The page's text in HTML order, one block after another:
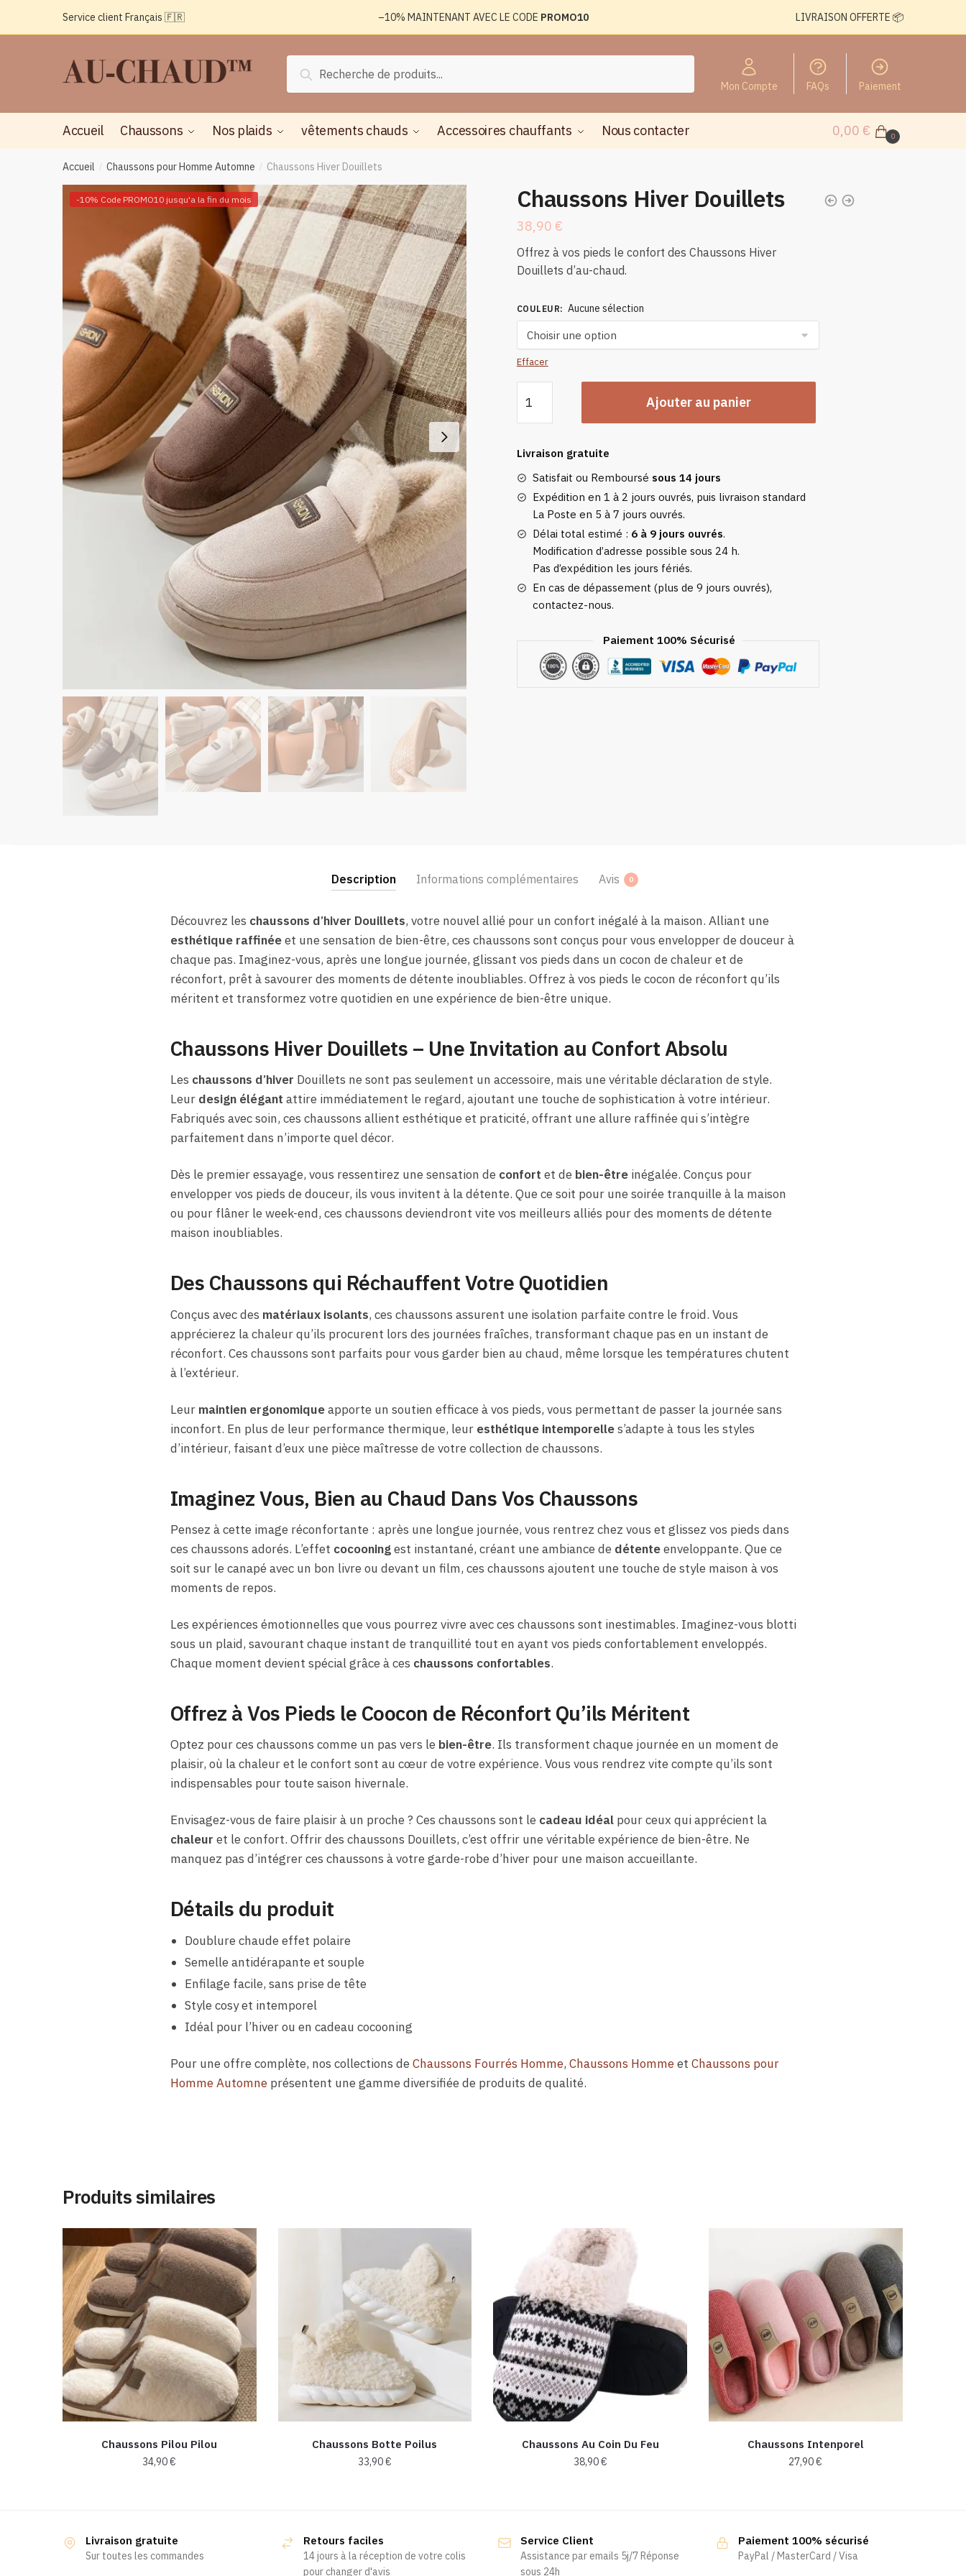
Service client Français 🇫🇷 –10% MAINTENANT AVEC LE CODE PROMO10 LIVRAISON OFFERTE 📦
pour :
Recherche
Mon Compte FAQs Paiement
Accueil Chaussons Nos plaids vêtements chauds Accessoires chauffants Nous contacter 0,00 € 0
Accueil / Chaussons pour Homme Automne / Chaussons Hiver Douillets
-10% Code PROMO10 jusqu'a la fin du mois Chaussons Hiver Douillets
38,90 €
Offrez à vos pieds le confort des Chaussons Hiver
Douillets d’au-chaud.
COULEUR: Aucune sélection
Effacer
de
Chaussons
Douillets
Ajouter au panier
Livraison gratuite
Satisfait ou Remboursé sous 14 jours
Expédition en 1 à 2 jours ouvrés, puis livraison standard
La Poste en 5 à 7 jours ouvrés.
Délai total estimé : 6 à 9 jours ouvrés.
Modification d’adresse possible sous 24 h.
Pas d’expédition les jours fériés.
En cas de dépassement (plus de 9 jours ouvrés),
contactez-nous.
Paiement 100% Sécurisé
Description Informations complémentaires Avis 0
Découvrez les chaussons d’hiver Douillets, votre nouvel allié pour un confort inégalé à la maison. Alliant une
esthétique raffinéeet une sensation de bien-être, ces chaussons sont conçus pour vous envelopper de douceur à
chaque pas. Imaginez-vous, après une longue journée, glissant vos pieds dans un cocon de chaleur et de
réconfort, prêt à savourer des moments de détente inoubliables. Offrez à vos pieds le cocon de réconfort qu’ils
méritent et transformez votre quotidien en une expérience de bien-être unique.
Chaussons Hiver Douillets – Une Invitation au Confort Absolu
Les chaussons d’hiver Douillets ne sont pas seulement un accessoire, mais une véritable déclaration de style.
Leur design élégant attire immédiatement le regard, ajoutant une touche de sophistication à votre intérieur.
Fabriqués avec soin, ces chaussons allient esthétique et praticité, offrant une allure raffinée qui s’intègre
parfaitement dans n’importe quel décor.
Dès le premier essayage, vous ressentirez une sensation de confort et de bien-êtreinégalée. Conçus pour
envelopper vos pieds de douceur, ils vous invitent à la détente. Que ce soit pour une soirée tranquille à la maison
ou pour flâner le week-end, ces chaussons deviendront vite vos meilleurs alliés pour des moments de détente
maison inoubliables.
Des Chaussons qui Réchauffent Votre Quotidien
Conçus avec des matériaux isolants, ces chaussons assurent une isolation parfaite contre le froid. Vous
apprécierez la chaleur qu’ils procurent lors des journées fraîches, transformant chaque pas en un instant de
réconfort. Ces chaussons sont parfaits pour vous garder bien au chaud, même lorsque les températures chutent
à l’extérieur.
Leur maintien ergonomiqueapporte un soutien efficace à vos pieds, vous permettant de passer la journée sans
inconfort. En plus de leur performance thermique, leur esthétique intemporelles’adapte à tous les styles
d’intérieur, faisant d’eux une pièce maîtresse de votre collection de chaussons.
Imaginez Vous, Bien au Chaud Dans Vos Chaussons
Pensez à cette image réconfortante : après une longue journée, vous rentrez chez vous et glissez vos pieds dans
ces chaussons adorés. L’effet cocooningest instantané, créant une ambiance de détenteenveloppante. Que ce
soit sur le canapé avec un bon livre ou devant un film, ces chaussons ajoutent une touche de style maison à vos
moments de repos.
Les expériences émotionnelles que vous pourrez vivre avec ces chaussons sont inestimables. Imaginez-vous blotti
sous un plaid, savourant chaque instant de tranquillité tout en ayant vos pieds confortablement enveloppés.
Chaque moment devient spécial grâce à ces chaussons confortables.
Offrez à Vos Pieds le Coocon de Réconfort Qu’ils Méritent
Optez pour ces chaussons comme un pas vers le bien-être. Ils transforment chaque journée en un moment de
plaisir, où la chaleur et le confort sont au cœur de votre expérience. Vous vous rendrez vite compte qu’ils sont
indispensables pour toute saison hivernale.
Envisagez-vous de faire plaisir à un proche ? Ces chaussons sont le cadeau idéalpour ceux qui apprécient la
chaleur et le confort. Offrir des chaussons Douillets, c’est offrir une véritable expérience de bien-être. Ne
manquez pas d’intégrer ces chaussons à votre garde-robe d’hiver pour une maison accueillante.
Détails du produit
Doublure chaude effet polaire
Semelle antidérapante et souple
Enfilage facile, sans prise de tête
Style cosy et intemporel
Idéal pour l’hiver ou en cadeau cocooning
Pour une offre complète, nos collections deChaussons Fourrés Homme, Chaussons Hommeet Chaussons pour
Homme Automneprésentent une gamme diversifiée de produits de qualité.
Produits similaires
Chaussons Pilou Pilou
34,90€
plusieurs
variations.
Chaussons Botte Poilus
33,90€
plusieurs
variations.
Chaussons Au Coin Du Feu
38,90€
plusieurs
variations.
Chaussons Intenporel
27,90€
plusieurs
variations.
Livraison gratuite
Sur toutes les commandes
Retours faciles
14 jours à la réception de votre colis
pour changer d'avis
Service Client
Assistance par emails 5j/7 Réponse
sous 24h
Paiement 100% sécurisé
PayPal / MasterCard / Visa